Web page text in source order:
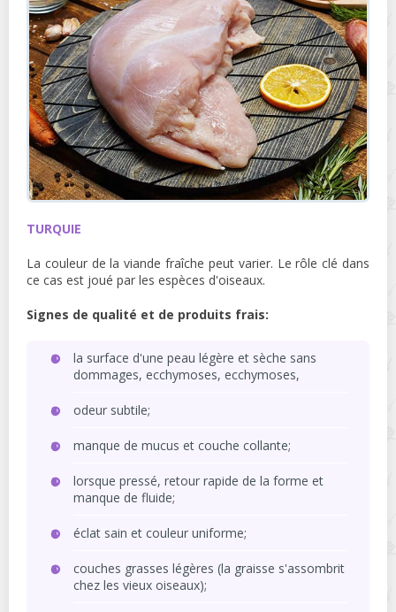
TURQUIE
La couleur de la viande fraîche peut varier. Le rôle clé dans
ce cas est joué par les espèces d'oiseaux.
Signes de qualité et de produits frais:
la surface d'une peau légère et sèche sans
dommages, ecchymoses, ecchymoses,
odeur subtile;
manque de mucus et couche collante;
lorsque pressé, retour rapide de la forme et
manque de fluide;
éclat sain et couleur uniforme;
couches grasses légères (la graisse s'assombrit
chez les vieux oiseaux);